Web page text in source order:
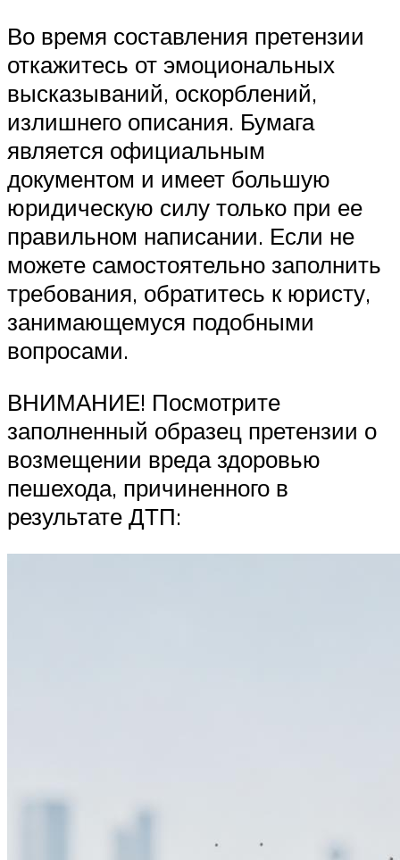
Во время составления претензии
откажитесь от эмоциональных
высказываний, оскорблений,
излишнего описания. Бумага
является официальным
документом и имеет большую
юридическую силу только при ее
правильном написании. Если не
можете самостоятельно заполнить
требования, обратитесь к юристу,
занимающемуся подобными
вопросами.
ВНИМАНИЕ! Посмотрите
заполненный образец претензии о
возмещении вреда здоровью
пешехода, причиненного в
результате ДТП: